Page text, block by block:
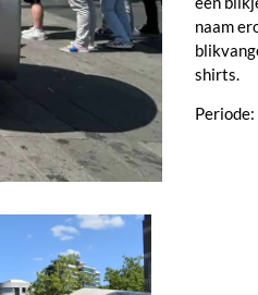
naam
shirts.